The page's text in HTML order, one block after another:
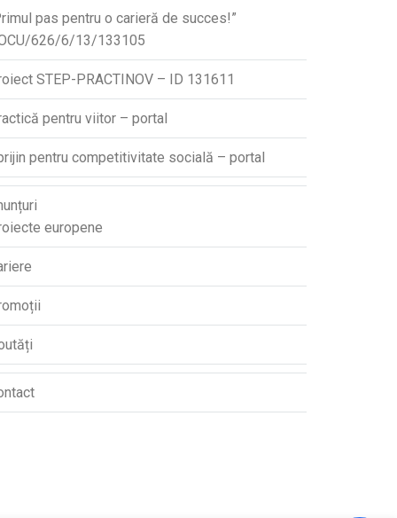
pas pentru o carieră de succes!”
626/6/13/133105
STEP-PRACTINOV – ID 131611
pentru viitor – portal
pentru competitivitate socială – portal
europene